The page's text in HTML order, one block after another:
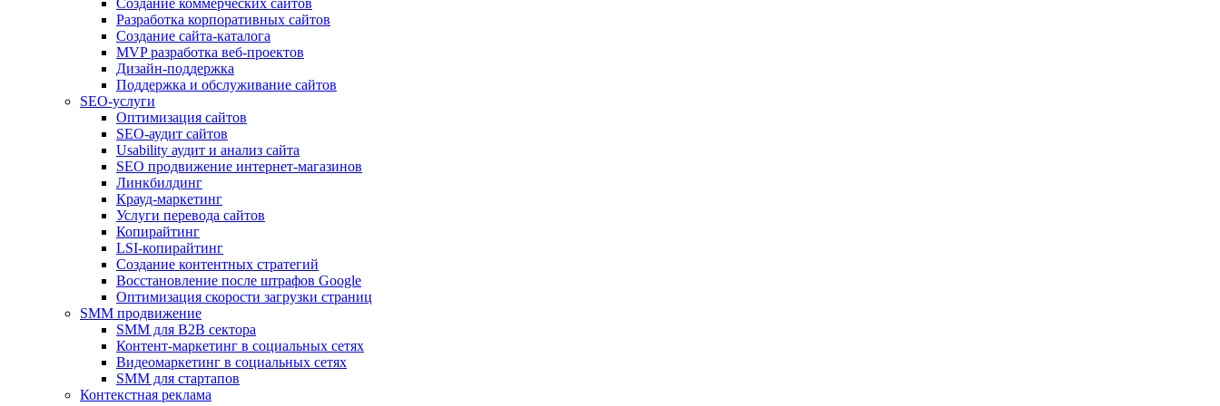
Создание коммерческих сайтов
Разработка корпоративных сайтов
Создание сайта-каталога
MVP разработка веб-проектов
Дизайн-поддержка
Поддержка и обслуживание сайтов
SEO-услуги
Оптимизация сайтов
SEO-аудит сайтов
Usability аудит и анализ сайта
SEO продвижение интернет-магазинов
Линкбилдинг
Крауд-маркетинг
Услуги перевода сайтов
Копирайтинг
LSI-копирайтинг
Создание контентных стратегий
Восстановление после штрафов Google
Оптимизация скорости загрузки страниц
SMM продвижение
SMM для B2B сектора
Контент-маркетинг в социальных сетях
Видеомаркетинг в социальных сетях
SMM для стартапов
Контекстная реклама